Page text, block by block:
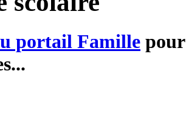
portail Famille